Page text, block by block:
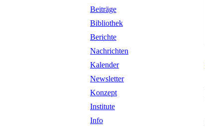
Beiträge
Bibliothek
Berichte
Nachrichten
Kalender
Newsletter
Konzept
Institute
Info